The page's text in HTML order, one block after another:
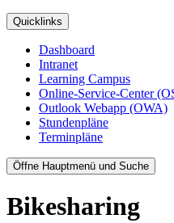
Quicklinks
Dashboard
Intranet
Learning Campus
Online-Service-Center
Outlook Webapp (OWA)
Stundenpläne
Terminpläne
Öffne Hauptmenü und Suche
Bikesharing